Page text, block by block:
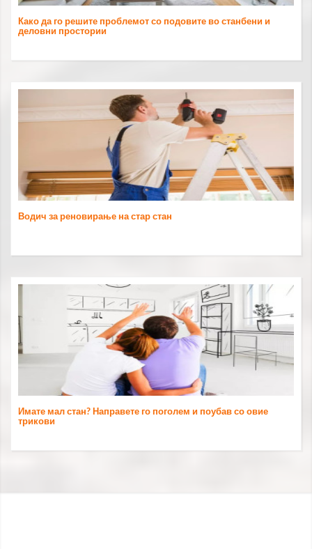
Како да го решите проблемот со подовите во станбени и
деловни простории
Водич за реновирање на стар стан
Имате мал стан? Направете го поголем и поубав со овие
трикови